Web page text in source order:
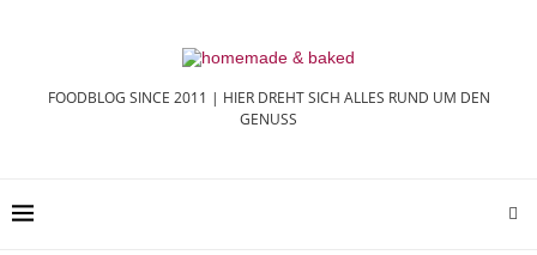
FOODBLOG SINCE 2011 | HIER DREHT SICH ALLES RUND UM DEN
GENUSS